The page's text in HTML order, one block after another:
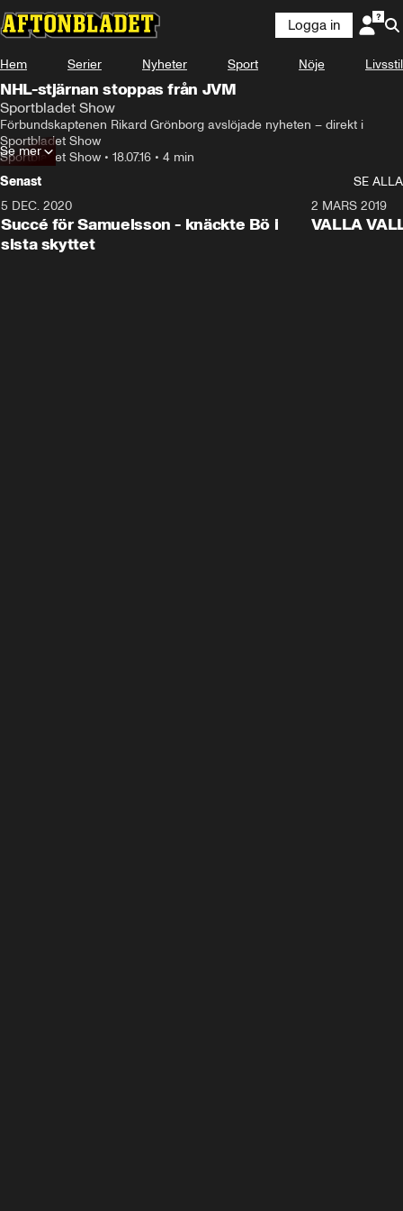
Logga in
Hem Serier Nyheter Sport Nöje Livsstil
NHL-stjärnan stoppas från JVM
Sportbladet Show
Förbundskaptenen Rikard Grönborg avslöjade nyheten – direkt i
Sportbladet Show
Sportbladet Show • 18.07.16 • 4 min
Se mer
Senast
SE ALLA
5 DEC. 2020
Succé för Samuelsson - knäckte Bö i
sista skyttet
2 MARS 2019
VALLA